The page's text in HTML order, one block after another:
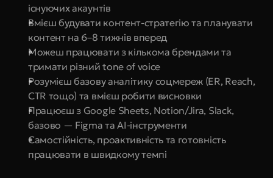
існуючих акаунтів
Вмієш будувати контент-стратегію та планувати
контент на 6–8 тижнів вперед
Можеш працювати з кількома брендами та
тримати різний tone of voice
Розумієш базову аналітику соцмереж (ER, Reach,
CTR тощо) та вмієш робити висновки
Працюєш з Google Sheets, Notion/Jira, Slack,
базово — Figma та AI-інструменти
Самостійність, проактивність та готовність
працювати в швидкому темпі